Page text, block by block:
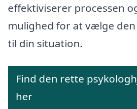
effektiviserer processen
mulighed for at vælge
til din situation.
Find den rette
her